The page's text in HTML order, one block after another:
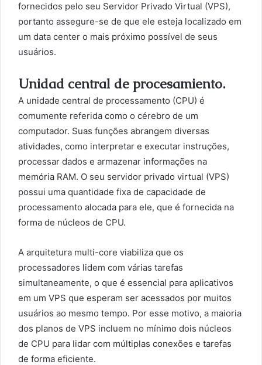
fornecidos pelo seu Servidor Privado Virtual (VPS),
portanto assegure-se de que ele esteja localizado em
um data center o mais próximo possível de seus
usuários.
Unidad central de procesamiento.
A unidade central de processamento (CPU) é
comumente referida como o cérebro de um
computador. Suas funções abrangem diversas
atividades, como interpretar e executar instruções,
processar dados e armazenar informações na
memória RAM. O seu servidor privado virtual (VPS)
possui uma quantidade fixa de capacidade de
processamento alocada para ele, que é fornecida na
forma de núcleos de CPU.
A arquitetura multi-core viabiliza que os
processadores lidem com várias tarefas
simultaneamente, o que é essencial para aplicativos
em um VPS que esperam ser acessados por muitos
usuários ao mesmo tempo. Por esse motivo, a maioria
dos planos de VPS incluem no mínimo dois núcleos
de CPU para lidar com múltiplas conexões e tarefas
de forma eficiente.